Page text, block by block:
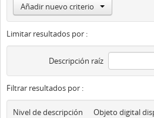
Añadir nuevo criterio
Limitar resultados por :
Descripción raíz
Filtrar resultados por :
Nivel de descripción